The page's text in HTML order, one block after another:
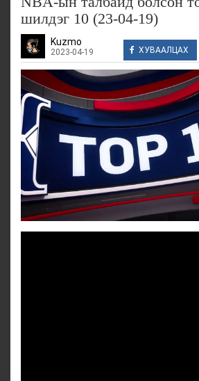
шилдэг 10 (23-04-19)
Kuzmo
2023-04-19 ХУВААЛЦАХ